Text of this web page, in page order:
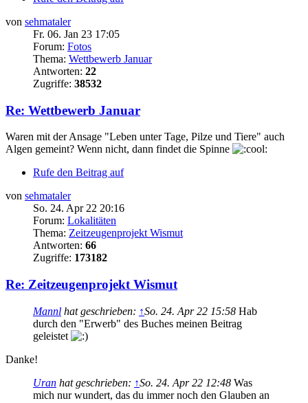
von sehmataler
Fr. 06. Jan 23 17:05
Forum: Fotos
Thema: Wettbewerb Januar
Antworten: 22
Zugriffe: 38532
Re: Wettbewerb Januar
Waren mit der Ansage "Leben unter Tage, Pilze und Tiere" auch
Algen gemeint? Wenn nicht, dann findet die Spinne
Rufe den Beitrag auf
von sehmataler
So. 24. Apr 22 20:16
Forum: Lokalitäten
Thema: Zeitzeugenprojekt Wismut
Antworten: 66
Zugriffe: 173182
Re: Zeitzeugenprojekt Wismut
Mannl hat geschrieben: ↑So. 24. Apr 22 15:58 Hab
durch den "Erwerb" des Buches meinen Beitrag
geleistet
Danke!
Uran hat geschrieben: ↑So. 24. Apr 22 12:48 Was
mich nur wundert, das du immer noch den Glauben an